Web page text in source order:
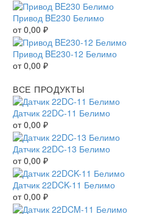
Привод BE230 Белимо
от0,00 ₽
Привод BE230-12 Белимо
от0,00 ₽
ВСЕ ПРОДУКТЫ
Датчик 22DC-11 Белимо
от0,00 ₽
Датчик 22DC-13 Белимо
от0,00 ₽
Датчик 22DCK-11 Белимо
от0,00 ₽